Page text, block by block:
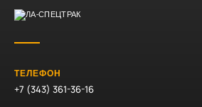
ТЕЛЕФОН
+7 (343) 361-36-16